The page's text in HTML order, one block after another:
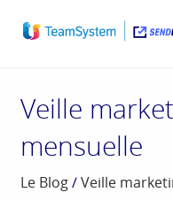
Veille
mensuelle
Le Blog/Veille